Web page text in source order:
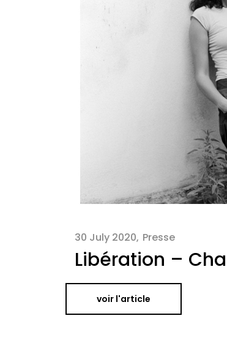
30 July 2020 Presse
Libération –
voir l'article